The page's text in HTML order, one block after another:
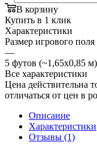
В корзину
Купить в 1 клик
Характеристики
Размер игрового поля
—
5 футов (~1,65х0,85 м)
Все характеристики
Цена действительна
отличаться от цен в
Описание
Характеристики
Отзывы (1)